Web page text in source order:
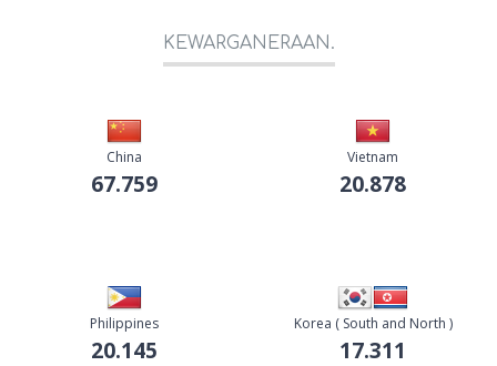
KEWARGANERAAN.
China
67.759
Vietnam
20.878
Philippines
20.145
Korea ( South and North )
17.311